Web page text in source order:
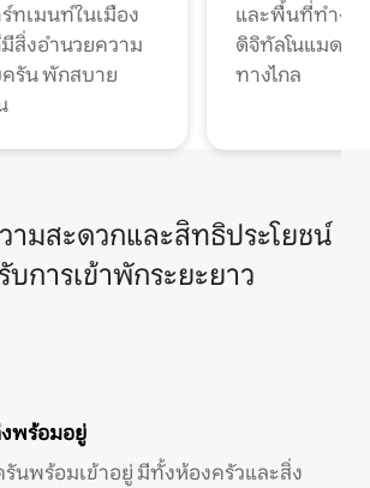
ทเมนท์ในเมือง
สิ่งอำนวยความ
รัน พักสบาย
และพื้นที่ทำงา
ดิจิทัลโนแมดแ
ทางไกล
ามสะดวกและสิทธิประโยชน์
บการเข้าพักระยะยาว
พร้อมอยู่
รันพร้อมเข้าอยู่ มีทั้งห้องครัวและสิ่ง